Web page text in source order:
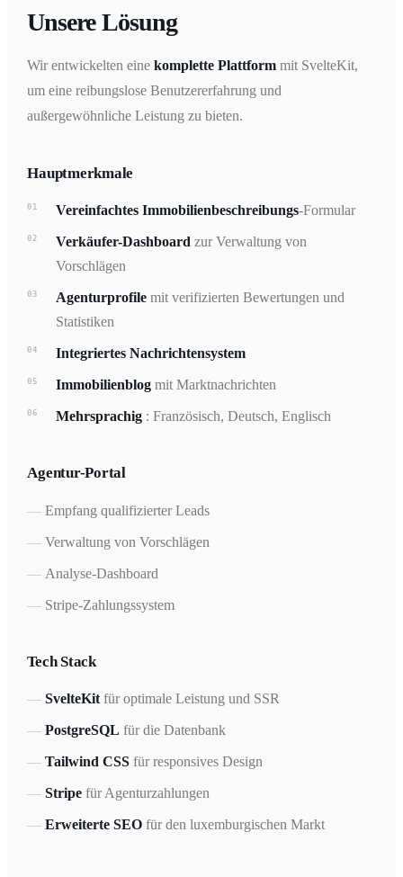
Unsere Lösung
Wir entwickelten einekomplette Plattform mit SvelteKit,
um eine reibungslose Benutzererfahrung und
außergewöhnliche Leistung zu bieten.
Hauptmerkmale
Vereinfachtes Immobilienbeschreibungs-Formular
Verkäufer-Dashboard zur Verwaltung von
Vorschlägen
Agenturprofile mit verifizierten Bewertungen und
Statistiken
Integriertes Nachrichtensystem
Immobilienblog mit Marktnachrichten
Mehrsprachig : Französisch, Deutsch, Englisch
Agentur-Portal
Empfang qualifizierter Leads
Verwaltung von Vorschlägen
Analyse-Dashboard
Stripe-Zahlungssystem
Tech Stack
SvelteKit für optimale Leistung und SSR
PostgreSQL für die Datenbank
Tailwind CSS für responsives Design
Stripe für Agenturzahlungen
Erweiterte SEO für den luxemburgischen Markt